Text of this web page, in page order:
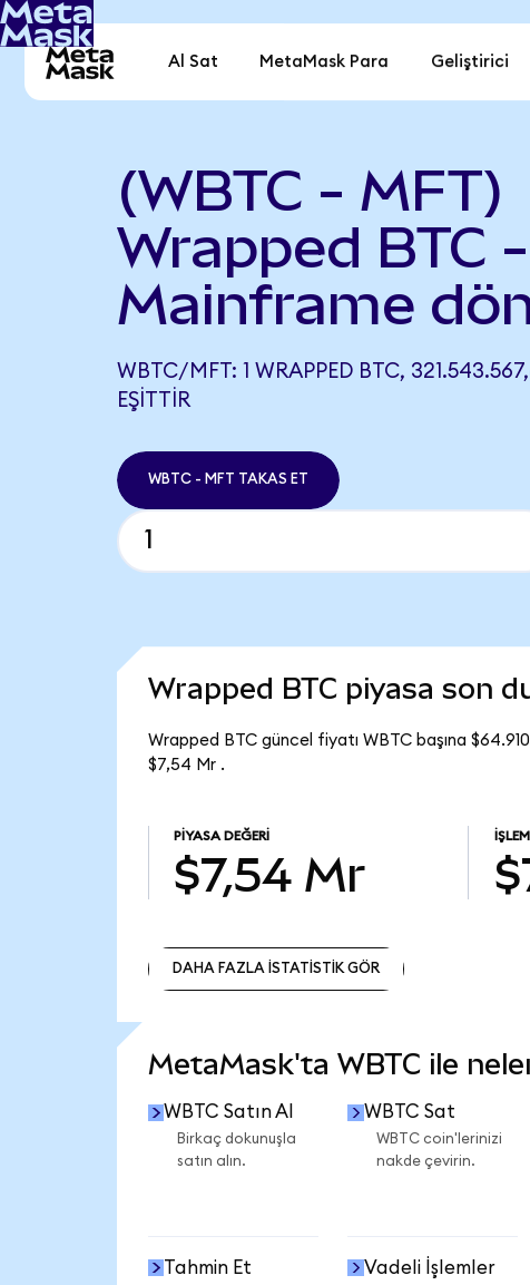
Al Sat MetaMask Para Geliştirici
(WBTC - MFT)
Wrapped BTC -
Mainframe
WBTC/MFT: 1 WRAPPED BTC,
EŞITTIR
WBTC - MFT TAKAS ET
Wrapped BTC piyasa son
Wrapped BTC güncel fiyatı WBTC başına
$7,54 Mr .
PIYASA DEĞERI
$7,54 Mr
DAHA FAZLA İSTATİSTİK GÖR
MetaMask'ta WBTC ile neler
WBTC Satın Al
Birkaç dokunuşla
satın alın.
WBTC Sat
WBTC coin'lerinizi
nakde çevirin.
Tahmin Et Vadeli İşlemler